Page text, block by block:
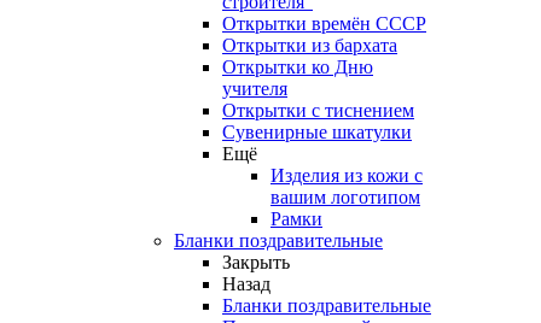
Открытки времён СССР
Открытки из бархата
Открытки ко Дню
учителя
Открытки с тиснением
Сувенирные шкатулки
Ещё
Изделия из кожи с
вашим логотипом
Рамки
Бланки поздравительные
Закрыть
Назад
Бланки поздравительные